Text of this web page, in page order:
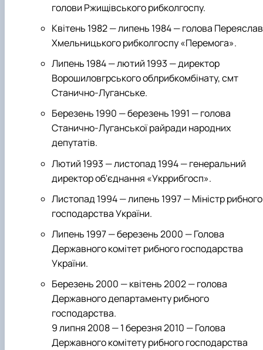
голови Ржищівського рибколгоспу.
Квітень 1982 — липень 1984 — голова
Хмельницького рибколгоспу «Перемога».
Липень 1984 — лютий 1993 — директор
Ворошиловгрського облрибкомбінату, смт
Станично-Луганське.
Березень 1990 — березень 1991 — голова
Станично-Луганської райради народних
депутатів.
Лютий 1993 — листопад 1994 — генеральний
директор об'єднання «Укррибгосп».
Листопад 1994 — липень 1997 — Міністр рибного
господарства України.
Липень 1997 — березень 2000 — Голова
Державного комітет рибного господарства
України.
Березень 2000 — квітень 2002 — голова
Державного департаменту рибного
господарства.
9 липня 2008 — 1 березня 2010 — Голова
Державного комітету рибного господарства